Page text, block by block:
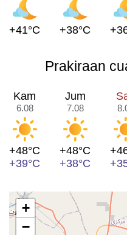
+41°C +38°C
Prakiraan
Kam
6.08
+48°C
+39°C
Jum
7.08
+48°C
+38°C
+
−